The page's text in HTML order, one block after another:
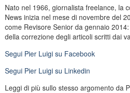
Nato nel 1966, giornalista freelance, la
News inizia nel mese di novembre del
come Revisore Senior da gennaio
della correzione degli articoli scritti dai
Segui Pier Luigi su Facebook
Segui Pier Luigi su Linkedin
Leggi di più sullo stesso argomento da